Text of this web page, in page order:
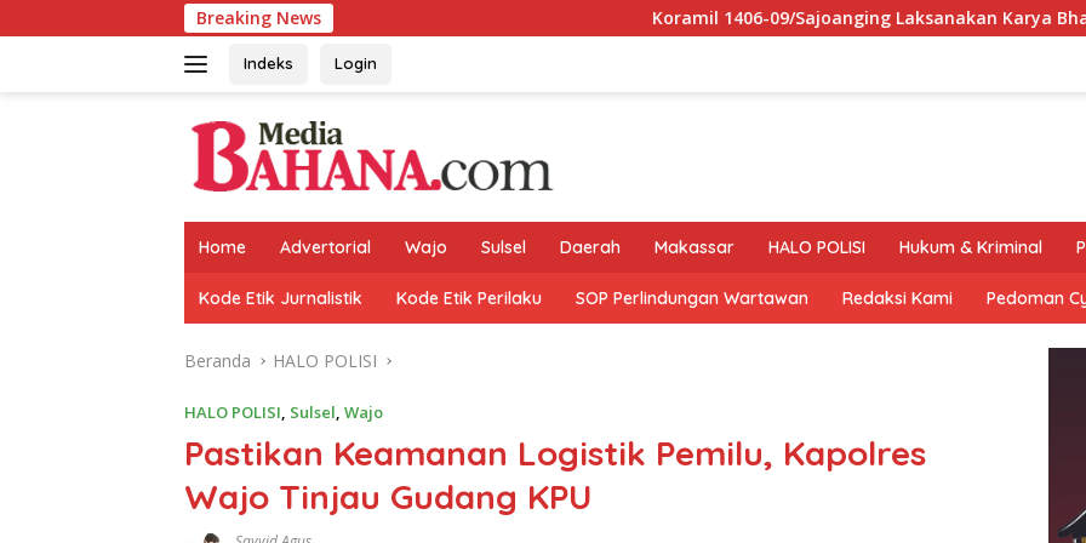
ke
Breaking News Koramil 1406-09/Sajoanging Laksanakan Karya Bhakti
Indeks Login
Home Advertorial Wajo Sulsel Daerah Makassar HALO POLISI Hukum & Kriminal
Kode Etik Jurnalistik Kode Etik Perilaku SOP Perlindungan Wartawan Redaksi Kami Pedoman
Beranda HALO POLISI
HALO POLISI, Sulsel, Wajo
Pastikan Keamanan Logistik Pemilu, Kapolres
Wajo Tinjau Gudang KPU